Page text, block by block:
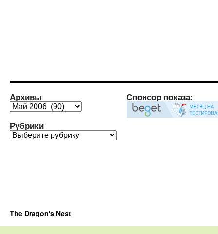
Архивы
Архивы
Рубрики
Рубрики
Спонсор показа:
The Dragon's Nest